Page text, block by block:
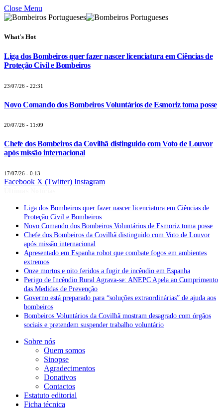
Close Menu
What's Hot
Liga dos Bombeiros quer fazer nascer licenciatura em Ciências de
Proteção Civil e Bombeiros
23/07/26 - 22:31
Novo Comando dos Bombeiros Voluntários de Esmoriz toma posse
20/07/26 - 11:09
Chefe dos Bombeiros da Covilhã distinguido com Voto de Louvor
após missão internacional
17/07/26 - 0:13
Facebook X (Twitter) Instagram
Liga dos Bombeiros quer fazer nascer licenciatura em Ciências de
Proteção Civil e Bombeiros
Novo Comando dos Bombeiros Voluntários de Esmoriz toma posse
Chefe dos Bombeiros da Covilhã distinguido com Voto de Louvor
após missão internacional
Apresentado em Espanha robot que combate fogos em ambientes
extremos
Onze mortos e oito feridos a fugir de incêndio em Espanha
Perigo de Incêndio Rural Agrava-se: ANEPC Apela ao Cumprimento
das Medidas de Prevenção
Governo está preparado para “soluções extraordinárias” de ajuda aos
bombeiros
Bombeiros Voluntários da Covilhã mostram desagrado com órgãos
sociais e pretendem suspender trabalho voluntário
Sobre nós
Quem somos
Sinopse
Agradecimentos
Donativos
Contactos
Estatuto editorial
Ficha técnica